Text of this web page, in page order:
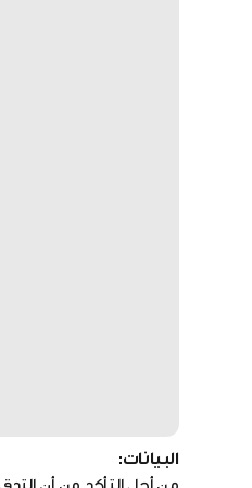
البيانات: